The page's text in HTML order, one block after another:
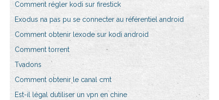
Comment régler kodi sur firestick
Exodus na pas pu se connecter au référentiel android
Comment obtenir lexode sur kodi android
Comment torrent
Tvadons
Comment obtenir le canal cmt
Est-il légal dutiliser un vpn en chine